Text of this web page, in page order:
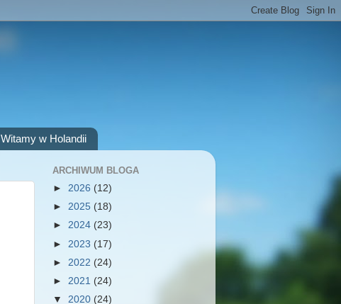
Witamy w Holandii
ARCHIWUM BLOGA
► 2026 (12)
► 2025 (18)
► 2024 (23)
► 2023 (17)
► 2022 (24)
► 2021 (24)
▼ 2020 (24)